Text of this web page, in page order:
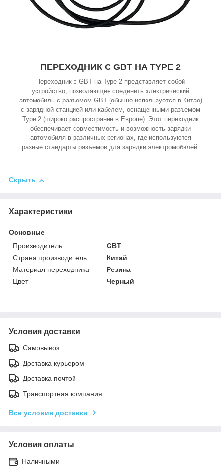
ПЕРЕХОДНИК С GBT НА TYPE 2
Переходник с GBT на Type 2 представляет собой
устройство, позволяющее соединить электрический
автомобиль с разъемом GBT (обычно используется в Китае)
с зарядной станцией или кабелем, оснащенными разъемом
Type 2 (широко распространен в Европе). Этот переходник
обеспечивает совместимость и возможность зарядки
автомобиля в различных регионах, где используются
разные стандарты разъемов для зарядки электромобилей.
Скрыть
Характеристики
Основные
Производитель
GBT
Страна производитель
Китай
Материал переходника
Резина
Цвет
Черный
Условия доставки
Самовывоз
Доставка курьером
Доставка почтой
Транспортная компания
Все условия доставки
Условия оплаты
Наличными